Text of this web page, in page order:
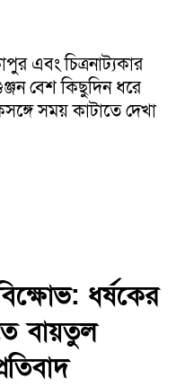
এবং চিত্রনাট্যকার
বেশ কিছুদিন ধরে
সময় কাটাতে দেখা
ধর্ষকের
বায়তুল